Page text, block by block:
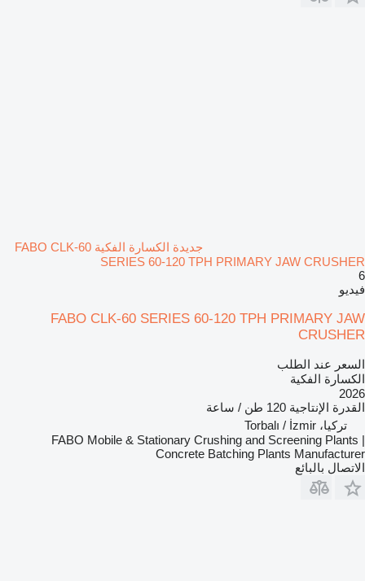
جديدة الكسارة الفكية FABO CLK-60
SERIES 60-120 TPH PRIMARY JAW CRUSHER
6
فيديو
FABO CLK-60 SERIES 60-120 TPH PRIMARY JAW
CRUSHER
السعر عند الطلب
الكسارة الفكية
2026
القدرة الإنتاجية 120 طن / ساعة
تركيا، Torbalı / İzmir
FABO Mobile & Stationary Crushing and Screening Plants |
Concrete Batching Plants Manufacturer
الاتصال بالبائع